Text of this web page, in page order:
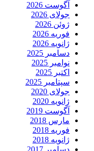
آگوست 2026
جولای 2026
ژوئن 2026
فوریه 2026
ژانویه 2026
دسامبر 2025
نوامبر 2025
اکتبر 2025
سپتامبر 2025
جولای 2020
ژانویه 2020
آگوست 2019
مارس 2018
فوریه 2018
ژانویه 2018
دسامبر 2017